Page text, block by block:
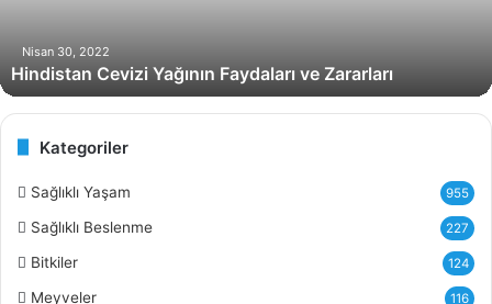
e
Nisan 30, 2022
Hindistan Cevizi Yağının Faydaları ve Zararları
Kategoriler
Sağlıklı Yaşam 955
Sağlıklı Beslenme 227
Bitkiler 124
Meyveler 116